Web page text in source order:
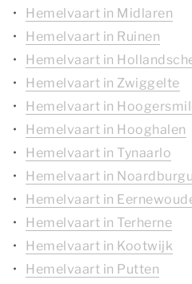
Hemelvaart in Midlaren
Hemelvaart in Ruinen
Hemelvaart in
Hemelvaart in Zwiggelte
Hemelvaart in
Hemelvaart in Hooghalen
Hemelvaart in Tynaarlo
Hemelvaart in
Hemelvaart in
Hemelvaart in Terherne
Hemelvaart in Kootwijk
Hemelvaart in Putten